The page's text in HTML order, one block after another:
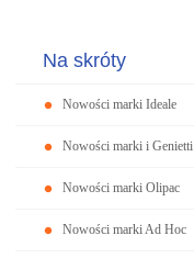
Na skróty
Nowości marki Ideale
Nowości marki i Genietti
Nowości marki Olipac
Nowości marki Ad Hoc